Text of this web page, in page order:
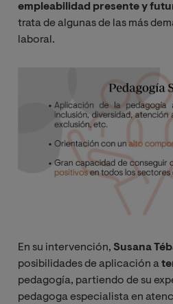
empleabilidad presente y
trata de algunas de las más
laboral.
En su intervención, Susana
posibilidades de aplicación a
pedagogía, partiendo de su
pedagoga especialista en